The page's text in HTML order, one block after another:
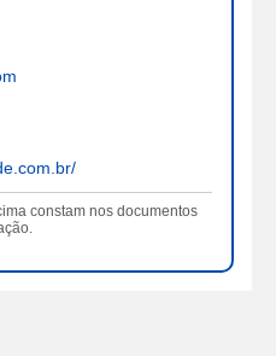
constam nos documentos